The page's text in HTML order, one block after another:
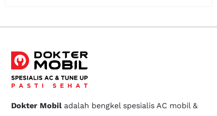
Dokter Mobiladalah bengkel spesialis AC mobil &